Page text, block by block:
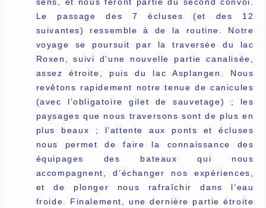
Le passage des 7 écluses (et des 12
suivantes) ressemble à de la routine. Notre
voyage se poursuit par la traversée du lac
Roxen, suivi d’une nouvelle partie canalisée,
assez étroite, puis du lac Asplangen. Nous
revêtons rapidement notre tenue de canicules
(avec l’obligatoire gilet de sauvetage) ; les
paysages que nous traversons sont de plus en
plus beaux ; l’attente aux ponts et écluses
nous permet de faire la connaissance des
équipages des bateaux qui nous
accompagnent, d’échanger nos expériences,
et de plonger nous rafraîchir dans l’eau
froide. Finalement, une dernière partie étroite